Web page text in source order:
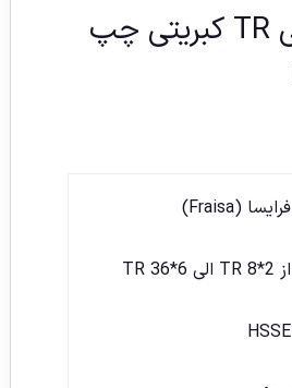
قلاویز ماشینی TR کبریتی چپ
فرایسا (Fraisa)
از TR 8*2 الی TR 36*6
HSSE